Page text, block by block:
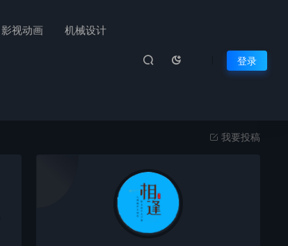
影视动画 机械设计
登录
我要投稿